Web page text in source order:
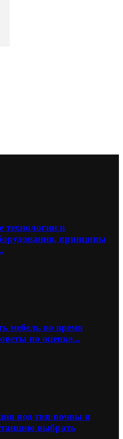
технологии в
принципы
мебель во время
по оценке...
под тип почвы и
выбрать